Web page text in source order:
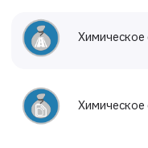
Химическое